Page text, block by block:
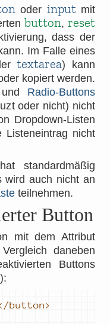
oder inputmit
button, reset
dass der
Im Falle eines
textarea) kann
kopiert werden.
und Radio-Buttons
oder nicht) nicht
Dropdown-Listen
Listeneintrag nicht
standardmäßig
wird auch nicht an
teilnehmen.
Button
mit dem Attribut
daneben
Buttons
button>